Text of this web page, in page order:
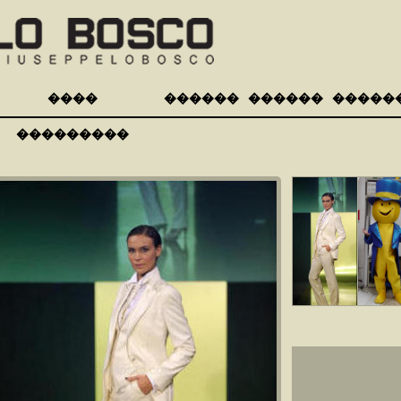
����
���������
������ ������